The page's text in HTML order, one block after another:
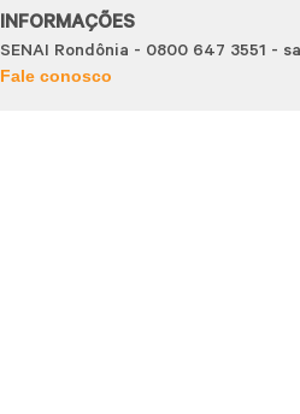
INFORMAÇÕES
SENAI Rondônia - 0800 647 3551 -
Fale conosco